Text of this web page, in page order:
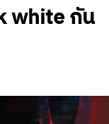
white กัน